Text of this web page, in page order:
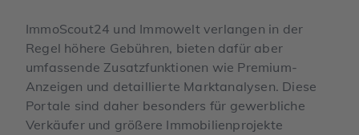
ImmoScout24 und Immowelt verlangen in der
Regel höhere Gebühren, bieten dafür aber
umfassende Zusatzfunktionen wie Premium-
Anzeigen und detaillierte Marktanalysen. Diese
Portale sind daher besonders für gewerbliche
Verkäufer und größere Immobilienprojekte